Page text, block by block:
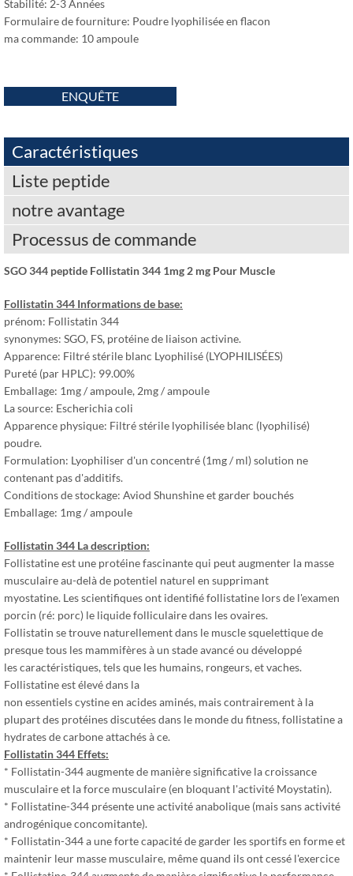
Stabilité: 2-3 Années
Formulaire de fourniture: Poudre lyophilisée en flacon
ma commande: 10 ampoule
ENQUÊTE
Caractéristiques
Liste peptide
notre avantage
Processus de commande
SGO 344 peptide Follistatin 344 1mg 2 mg Pour Muscle
Follistatin 344 Informations de base:
prénom: Follistatin 344
synonymes: SGO, FS, protéine de liaison activine.
Apparence: Filtré stérile blanc Lyophilisé (LYOPHILISÉES)
Pureté (par HPLC): 99.00%
Emballage: 1mg / ampoule, 2mg / ampoule
La source: Escherichia coli
Apparence physique: Filtré stérile lyophilisée blanc (lyophilisé)
poudre.
Formulation: Lyophiliser d'un concentré (1mg / ml) solution ne
contenant pas d'additifs.
Conditions de stockage: Aviod Shunshine et garder bouchés
Emballage: 1mg / ampoule
Follistatin 344 La description:
Follistatine est une protéine fascinante qui peut augmenter la masse
musculaire au-delà de potentiel naturel en supprimant
myostatine. Les scientifiques ont identifié follistatine lors de l'examen
porcin (ré: porc) le liquide folliculaire dans les ovaires.
Follistatin se trouve naturellement dans le muscle squelettique de
presque tous les mammifères à un stade avancé ou développé
les caractéristiques, tels que les humains, rongeurs, et vaches.
Follistatine est élevé dans la
non essentiels cystine en acides aminés, mais contrairement à la
plupart des protéines discutées dans le monde du fitness, follistatine a
hydrates de carbone attachés à ce.
Follistatin 344 Effets:
* Follistatin-344 augmente de manière significative la croissance
musculaire et la force musculaire (en bloquant l'activité Moystatin).
* Follistatine-344 présente une activité anabolique (mais sans activité
androgénique concomitante).
* Follistatin-344 a une forte capacité de garder les sportifs en forme et
maintenir leur masse musculaire, même quand ils ont cessé l'exercice